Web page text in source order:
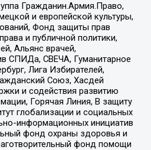
Гражданин.Армия.Право,
и европейской культуры,
Фонд защиты прав
и публичной политики,
Альянс врачей,
СВЕЧА, Гуманитарное
Лига Избирателей,
Союз, Хасдей
и содействия развитию
Горячая Линия, В защиту
глобализации и социальных
информационных инициатив
фонд охраны здоровья и
фонд помощи